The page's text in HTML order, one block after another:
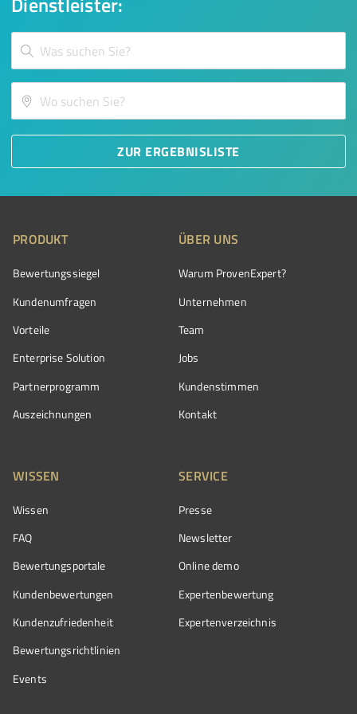
ZUR ERGEBNISLISTE
PRODUKT
Bewertungssiegel
Kundenumfragen
Vorteile
Enterprise Solution
Partnerprogramm
Auszeichnungen
ÜBER UNS
Warum ProvenExpert?
Unternehmen
Team
Jobs
Kundenstimmen
Kontakt
WISSEN
Wissen
FAQ
Bewertungsportale
Kundenbewertungen
Kundenzufriedenheit
Bewertungs­richtlinien
Events
SERVICE
Presse
Newsletter
Online demo
Expertenbewertung
Expertenverzeichnis